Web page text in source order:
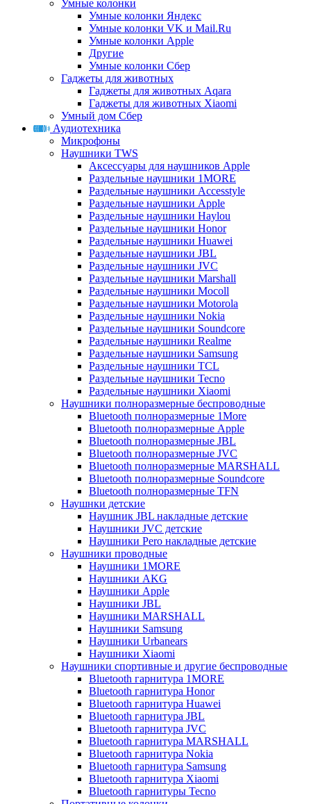
Умные колонки
Умные колонки Яндекс
Умные колонки VK и Mail.Ru
Умные колонки Apple
Другие
Умные колонки Сбер
Гаджеты для животных
Гаджеты для животных Aqara
Гаджеты для животных Xiaomi
Умный дом Сбер
Аудиотехника
Микрофоны
Наушники TWS
Аксессуары для наушников Apple
Раздельные наушники 1MORE
Раздельные наушники Accesstyle
Раздельные наушники Apple
Раздельные наушники Haylou
Раздельные наушники Honor
Раздельные наушники Huawei
Раздельные наушники JBL
Раздельные наушники JVC
Раздельные наушники Marshall
Раздельные наушники Mocoll
Раздельные наушники Motorola
Раздельные наушники Nokia
Раздельные наушники Soundcore
Раздельные наушники Realme
Раздельные наушники Samsung
Раздельные наушники TCL
Раздельные наушники Tecno
Раздельные наушники Xiaomi
Наушники полноразмерные беспроводные
Bluetooth полноразмерные 1More
Bluetooth полноразмерные Apple
Bluetooth полноразмерные JBL
Bluetooth полноразмерные JVC
Bluetooth полноразмерные MARSHALL
Bluetooth полноразмерные Soundcore
Bluetooth полноразмерные TFN
Наушнки детские
Наушник JBL накладные детские
Наушники JVC детские
Наушники Pero накладные детские
Наушники проводные
Наушники 1MORE
Наушники AKG
Наушники Apple
Наушники JBL
Наушники MARSHALL
Наушники Samsung
Наушники Urbanears
Наушники Xiaomi
Наушники спортивные и другие беспроводные
Bluetooth гарнитура 1MORE
Bluetooth гарнитура Honor
Bluetooth гарнитура Huawei
Bluetooth гарнитура JBL
Bluetooth гарнитура JVC
Bluetooth гарнитура MARSHALL
Bluetooth гарнитура Nokia
Bluetooth гарнитура Samsung
Bluetooth гарнитура Xiaomi
Bluetooth гарнитуры Tecno